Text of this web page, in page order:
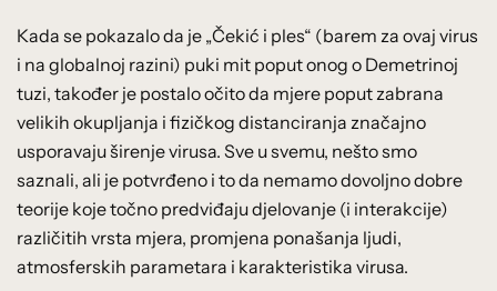
Kada se pokazalo da je „Čekić i ples“ (barem za ovaj virus
i na globalnoj razini) puki mit poput onog o Demetrinoj
tuzi, također je postalo očito da mjere poput zabrana
velikih okupljanja i fizičkog distanciranja značajno
usporavaju širenje virusa. Sve u svemu, nešto smo
saznali, ali je potvrđeno i to da nemamo dovoljno dobre
teorije koje točno predviđaju djelovanje (i interakcije)
različitih vrsta mjera, promjena ponašanja ljudi,
atmosferskih parametara i karakteristika virusa.